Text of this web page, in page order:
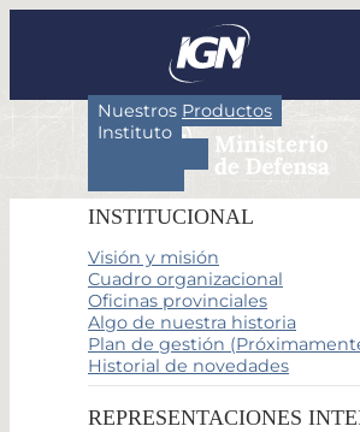
Nuestros Productos
Instituto
INSTITUCIONAL
Visión y misión
Cuadro organizacional
Oficinas provinciales
Algo de nuestra historia
Plan de gestión
Historial de novedades
REPRESENTACIONES